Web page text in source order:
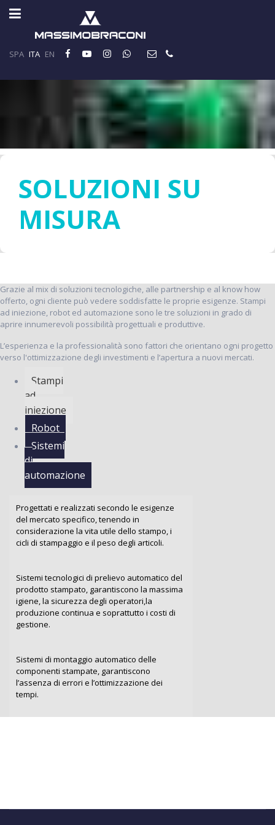
SPA ITA EN
SOLUZIONI SU
MISURA
Grazie al mix di soluzioni tecnologiche, alle partnership e al know how
offerto, ogni cliente può vedere soddisfatte le proprie esigenze. Stampi
ad iniezione, robot ed automazione sono le tre soluzioni in grado di
aprire innumerevoli possibilità progettuali e produttive.
L’esperienza e la professionalità sono fattori che orientano ogni progetto
verso l'ottimizzazione degli investimenti e l’apertura a nuovi mercati.
Stampi
ad
iniezione
Robot
Sistemi
di
automazione
Progettati e realizzati secondo le esigenze
del mercato specifico, tenendo in
considerazione la vita utile dello stampo, i
cicli di stampaggio e il peso degli articoli.
Sistemi tecnologici di prelievo automatico del
prodotto stampato, garantiscono la massima
igiene, la sicurezza degli operatori,la
produzione continua e soprattutto i costi di
gestione.
Sistemi di montaggio automatico delle
componenti stampate, garantiscono
l’assenza di errori e l’ottimizzazione dei
tempi.